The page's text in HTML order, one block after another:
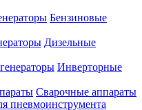
Бензиновые
Дизельные
Инверторные
Сварочные аппараты